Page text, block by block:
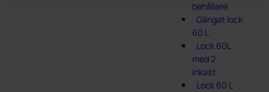
behållare
Gängat lock
60 L
Lock 60L
med 2
inkast
Lock 60 L